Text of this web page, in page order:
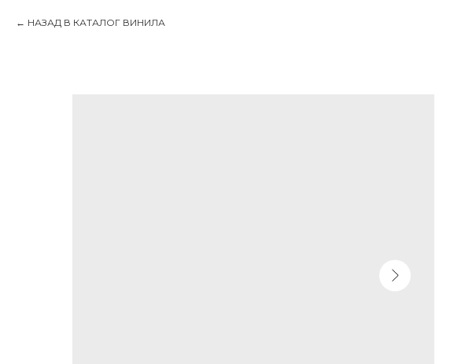
НАЗАД В КАТАЛОГ ВИНИЛА